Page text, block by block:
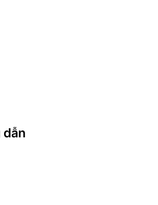
dẫn